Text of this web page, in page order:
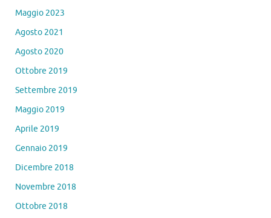
Maggio 2023
Agosto 2021
Agosto 2020
Ottobre 2019
Settembre 2019
Maggio 2019
Aprile 2019
Gennaio 2019
Dicembre 2018
Novembre 2018
Ottobre 2018